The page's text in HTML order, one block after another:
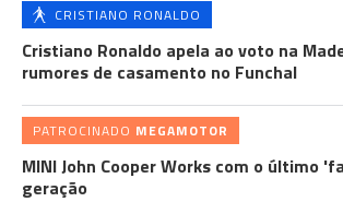
CRISTIANO RONALDO
Cristiano Ronaldo apela ao voto na
rumores de casamento no Funchal
PATROCINADO MEGAMOTOR
MINI John Cooper Works com o último
geração